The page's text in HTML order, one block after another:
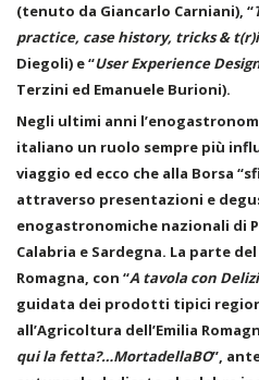
(tenuto da Giancarlo Carniani), “
practice, case history, tricks &
Diegoli) e “User Experience
Terzini ed Emanuele Burioni).
Negli ultimi anni
italiano un ruolo sempre più
viaggio ed ecco che alla Borsa
attraverso presentazioni e
enogastronomiche nazionali di
Calabria e Sardegna. La parte
Romagna, con “A tavola con
guidata dei prodotti tipici
all’Agricoltura dell’Emilia
qui la fetta?…MortadellaBO”,